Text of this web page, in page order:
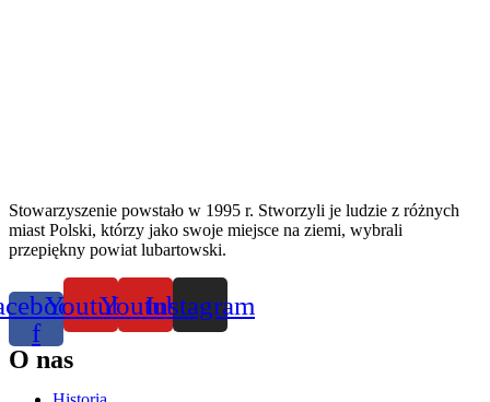
Stowarzyszenie powstało w 1995 r. Stworzyli je ludzie z różnych
miast Polski, którzy jako swoje miejsce na ziemi, wybrali
przepiękny powiat lubartowski.
f
YoutubeYoutubeInstagram
O nas